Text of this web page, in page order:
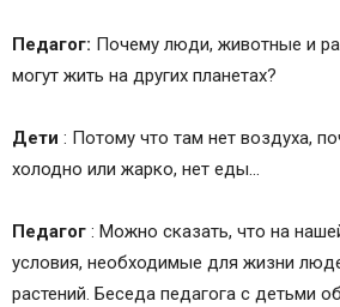
Педагог: Почему люди, животные и
могут жить на других планетах?
Дети : Потому что там нет воздуха,
холодно или жарко, нет еды…
Педагог : Можно сказать, что на
условия, необходимые для жизни
растений. Беседа педагога с детьми